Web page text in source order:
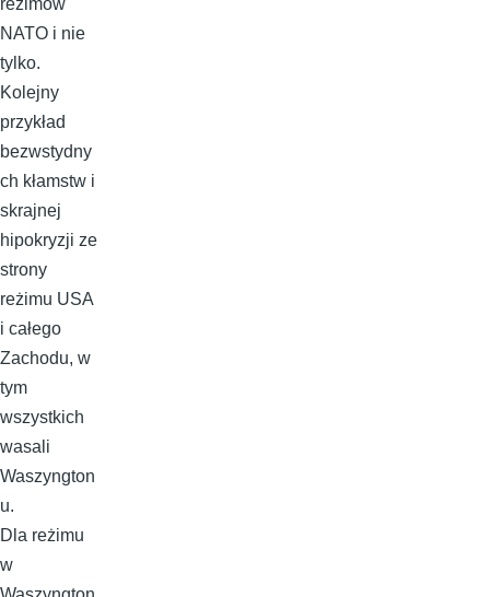
reżimów
NATO i nie
tylko.
Kolejny
przykład
bezwstydny
ch kłamstw i
skrajnej
hipokryzji ze
strony
reżimu USA
i całego
Zachodu, w
tym
wszystkich
wasali
Waszyngton
u.
Dla reżimu
w